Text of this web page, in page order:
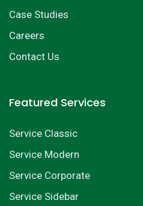
Case Studies
Careers
Contact Us
Featured Services
Service Classic
Service Modern
Service Corporate
Service Sidebar